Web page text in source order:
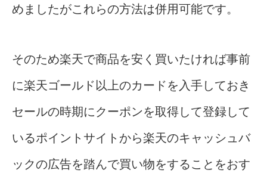
めましたがこれらの方法は併用可能です。
そのため楽天で商品を安く買いたければ事前
に楽天ゴールド以上のカードを入手しておき
セールの時期にクーポンを取得して登録して
いるポイントサイトから楽天のキャッシュバ
ックの広告を踏んで買い物をすることをおす